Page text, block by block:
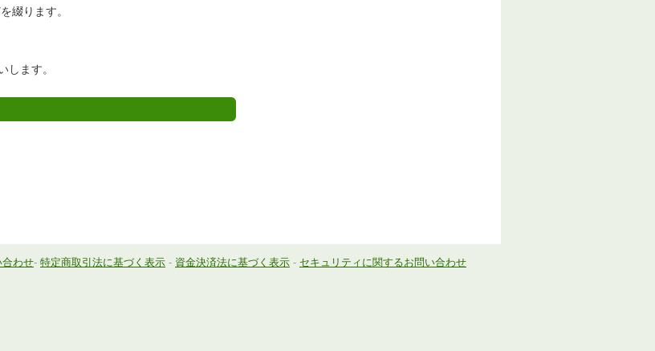
綴ります。
します。
合わせ- 特定商取引法に基づく表示 - 資金決済法に基づく表示 - セキュリティに関するお問い合わせ